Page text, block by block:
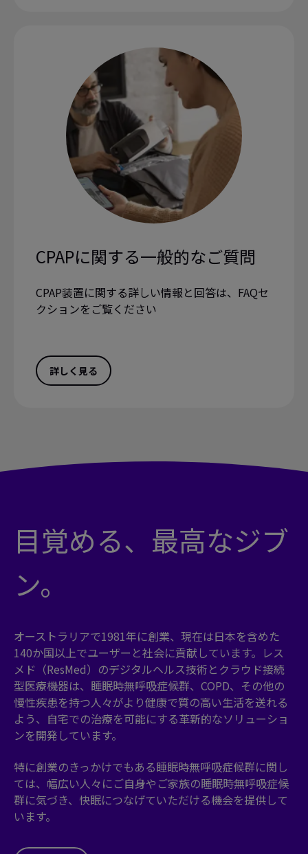
CPAPに関する一般的なご質問
CPAP装置に関する詳しい情報と回答は、FAQセ
クションをご覧ください
詳しく見る
目覚める、最高なジブ
ン。
オーストラリアで1981年に創業、現在は日本を含めた
140か国以上でユーザーと社会に貢献しています。レス
メド（ResMed）のデジタルヘルス技術とクラウド接続
型医療機器は、睡眠時無呼吸症候群、COPD、その他の
慢性疾患を持つ人々がより健康で質の高い生活を送れる
よう、自宅での治療を可能にする革新的なソリューショ
ンを開発しています。
特に創業のきっかけでもある睡眠時無呼吸症候群に関し
ては、幅広い人々にご自身やご家族の睡眠時無呼吸症候
群に気づき、快眠につなげていただける機会を提供して
います。